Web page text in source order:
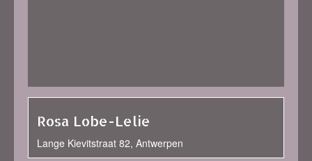
Rosa Lobe-Lelie
Lange Kievitstraat 82, Antwerpen